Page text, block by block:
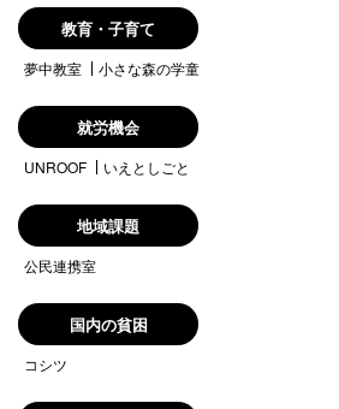
教育・子育て
夢中教室 小さな森の学童
就労機会
UNROOF いえとしごと
地域課題
公民連携室
国内の貧困
コシツ